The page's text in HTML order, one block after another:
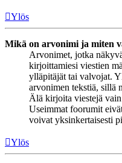
Ylös
Mikä on arvonimi ja miten
Arvonimet, jotka
kirjoittamiesi viestien
ylläpitäjät tai valvojat.
arvonimen tekstiä, sillä
Älä kirjoita viestejä
Useimmat foorumit
voivat yksinkertaisesti
Ylös